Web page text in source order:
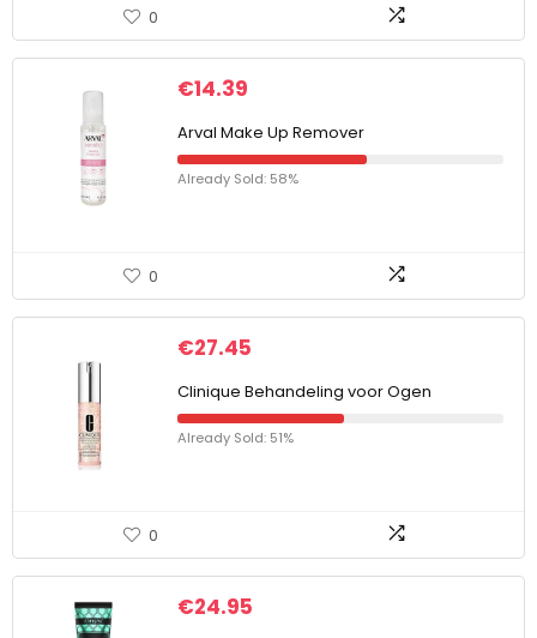
0
€14.39
Arval Make Up Remover
Already Sold: 58%
0
€27.45
Clinique Behandeling voor Ogen
Already Sold: 51%
0
€24.95